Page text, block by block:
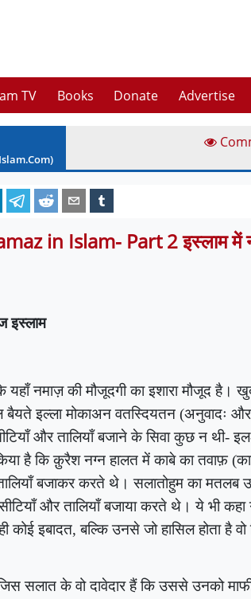
TV Books Donate Advertise
in Islam- Part 2 इस्लाम में
इस्लाम
यहाँ नमाज़ की मौजूदगी का इशारा मौजूद है।
बैयते इल्ला मोकाअन वतस्दियतन (अनुवादः
और तालियाँ बजाने के सिवा कुछ न थी-
है कि क़ुरैश नग्न हालत में काबे का तवाफ़
बजाकर करते थे। सलातोहुम का
और तालियाँ बजाया करते थे। ये भी कहा
कोई इबादत,बल्कि उनसे जो हासिल होता है
सलात के वो दावेदार हैं कि उससे उनको